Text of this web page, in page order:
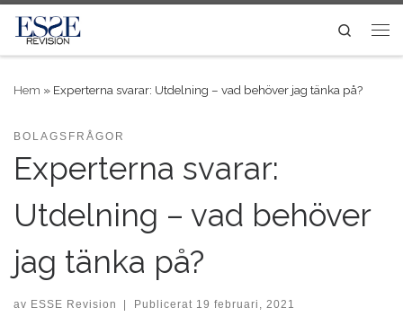
Skip to content
Search
Hem » Experterna svarar: Utdelning – vad behöver jag tänka på?
BOLAGSFRÅGOR
Experterna svarar:
Utdelning – vad behöver
jag tänka på?
av ESSE Revision Publicerat 19 februari, 2021